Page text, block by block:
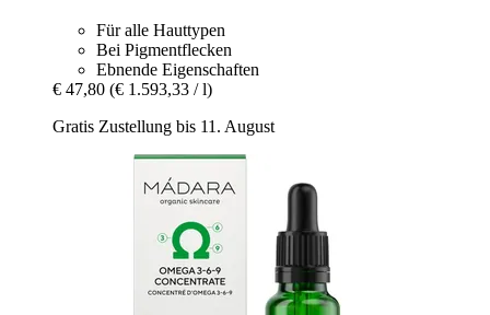
Für alle Hauttypen
Bei Pigmentflecken
Ebnende Eigenschaften
€ 47,80 (€ 1.593,33 / l)
Gratis Zustellung bis 11. August